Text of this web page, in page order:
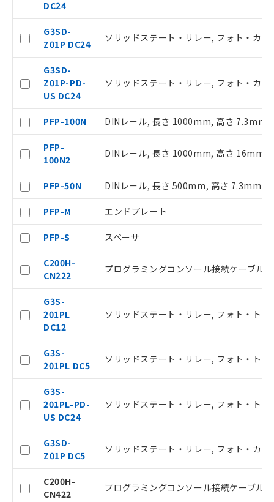
DC24
G3SD-
Z01P DC24
ソリッドステート・リレー, フォト・カ
G3SD-
Z01P-PD-
US DC24
ソリッドステート・リレー, フォト・カ
PFP-100N DINレール, 長さ 1000mm, 高さ 7.3mm
PFP-
100N2
DINレール, 長さ 1000mm, 高さ 16mm
PFP-50N DINレール, 長さ 500mm, 高さ 7.3mm
PFP-M エンドプレート
PFP-S スペーサ
C200H-
CN222
プログラミングコンソール接続ケーブル,
G3S-
201PL
DC12
ソリッドステート・リレー, フォト・ト
G3S-
201PL DC5
ソリッドステート・リレー, フォト・ト
G3S-
201PL-PD-
US DC24
ソリッドステート・リレー, フォト・ト
G3SD-
Z01P DC5
ソリッドステート・リレー, フォト・カ
C200H-
CN422
プログラミングコンソール接続ケーブル,
号
○
△ 一定数には満たないが在庫あり
たはお客様担当のオムロン制御
空
白
受注生産機種、また在庫状況の
ご利用条件
ご利用ください。
本サービスは、当社制御機器事業取扱
商品の当社在庫状況および標準価格(税
抜)を提供させていただくものです。
当社制御機器事業取扱商品の中には、
本サービスの対象外となる商品もある
ことをご了承ください。
在庫状況および標準価格照会結果は、
記載している更新日時点での社内デー
覧された時点での実際の在庫および標
了承ください。
様のお取引先、またはお客様担当のオ
ムロン制御機器販売店・当社販売員に
ご相談ください。
オムロン制御機器販売店や当社販売拠
ください。
在庫状況および標準価格結果を当社の
事前の承諾なく第三者に漏洩または開
示しないようお願いします。
マイパーツ機能（部品リスト作成サー
ビス）をご利用いただくには、I-Web
メンバーズにご登録されている必要が